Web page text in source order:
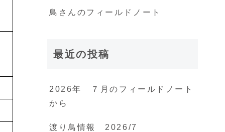
鳥さんのフィールドノート
最近の投稿
2026年 ７月のフィールドノート
から
渡り鳥情報 2026/7